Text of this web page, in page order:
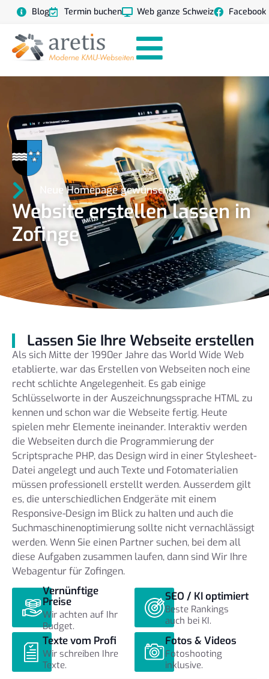
Blog Termin buchen Web ganze Schweiz Facebook
Neue Homepage gewünscht?
Website erstellen lassen in
Zofinge
Lassen Sie Ihre Webseite erstellen
Als sich Mitte der 1990er Jahre das World Wide Web
etablierte, war das Erstellen von Webseiten noch eine
recht schlichte Angelegenheit. Es gab einige
Schlüsselworte in der Auszeichnungssprache HTML zu
kennen und schon war die Webseite fertig. Heute
spielen mehr Elemente ineinander. Interaktiv werden
die Webseiten durch die Programmierung der
Scriptsprache PHP, das Design wird in einer Stylesheet-
Datei angelegt und auch Texte und Fotomaterialien
müssen professionell erstellt werden. Ausserdem gilt
es, die unterschiedlichen Endgeräte mit einem
Responsive-Design im Blick zu halten und auch die
Suchmaschinenoptimierung sollte nicht vernachlässigt
werden. Wenn Sie einen Partner suchen, bei dem all
diese Aufgaben zusammen laufen, dann sind Wir Ihre
Webagentur für Zofingen.
Vernünftige
Preise
Wir achten auf Ihr
Budget.
SEO / KI optimiert
Beste Rankings
auch bei KI.
Texte vom Profi
Wir schreiben Ihre
Texte.
Fotos & Videos
Fotoshooting
inklusive.